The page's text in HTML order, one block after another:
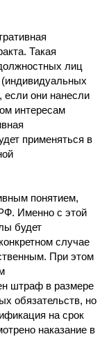
Такая
лиц
(индивидуальных
если они нанесли
интересам
применяться в
понятием,
Именно с этой
будет
случае
При этом
штраф в размере
обязательств, но
на срок
наказание в